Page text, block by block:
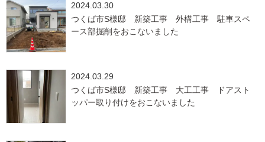
2024.03.30
つくば市S様邸 新築工事 外構工事 駐車スペ
ース部掘削をおこないました
2024.03.29
つくば市S様邸 新築工事 大工工事 ドアスト
ッパー取り付けをおこないました